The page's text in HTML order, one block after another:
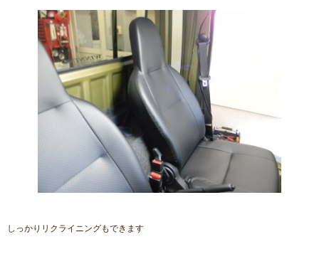
しっかりリクライニングもできます